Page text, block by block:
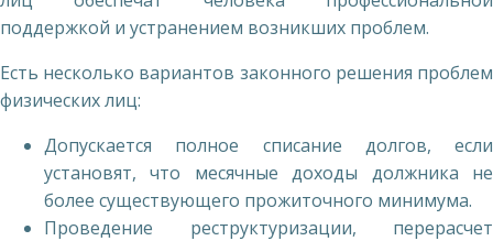
поддержкой и устранением возникших проблем.
Есть несколько вариантов законного решения проблем
физических лиц:
Допускается полное списание долгов, если
установят, что месячные доходы должника не
более существующего прожиточного минимума.
Проведение реструктуризации, перерасчет